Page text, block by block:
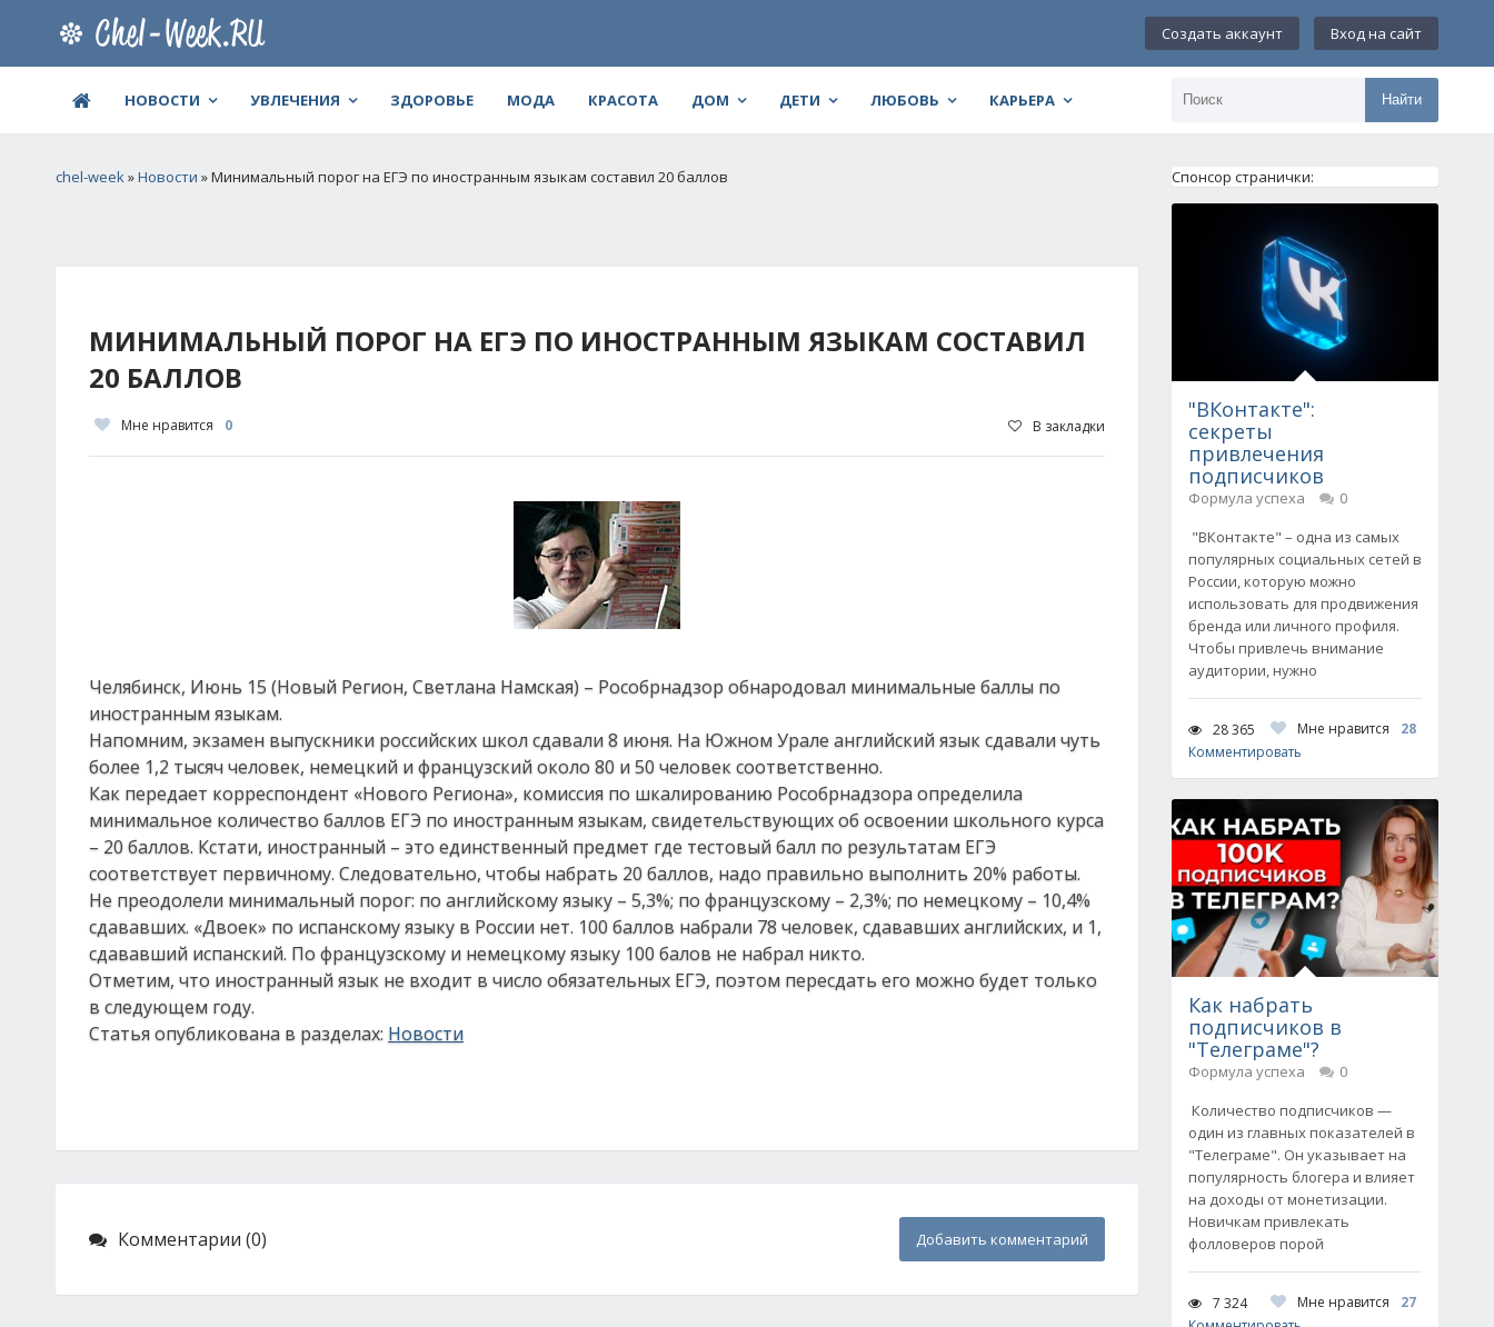
Создать аккаунт Вход на сайт
НОВОСТИ УВЛЕЧЕНИЯ ЗДОРОВЬЕ МОДА КРАСОТА ДОМ ДЕТИ ЛЮБОВЬ КАРЬЕРА Найти
chel-week»Новости » Минимальный порог на ЕГЭ по иностранным языкам составил 20 баллов
МИНИМАЛЬНЫЙ ПОРОГ НА ЕГЭ ПО ИНОСТРАННЫМ ЯЗЫКАМ СОСТАВИЛ
20 БАЛЛОВ
Мне нравится 0 В закладки
Челябинск, Июнь 15 (Новый Регион, Светлана Намская) – Рособрнадзор обнародовал минимальные баллы по
иностранным языкам.
Напомним, экзамен выпускники российских школ сдавали 8 июня. На Южном Урале английский язык сдавали чуть
более 1,2 тысяч человек, немецкий и французский около 80 и 50 человек соответственно.
Как передает корреспондент «Нового Региона», комиссия по шкалированию Рособрнадзора определила
минимальное количество баллов ЕГЭ по иностранным языкам, свидетельствующих об освоении школьного курса
– 20 баллов. Кстати, иностранный – это единственный предмет где тестовый балл по результатам ЕГЭ
соответствует первичному. Следовательно, чтобы набрать 20 баллов, надо правильно выполнить 20% работы.
Не преодолели минимальный порог: по английскому языку – 5,3%; по французскому – 2,3%; по немецкому – 10,4%
сдававших. «Двоек» по испанскому языку в России нет. 100 баллов набрали 78 человек, сдававших английских, и 1,
сдававший испанский. По французскому и немецкому языку 100 балов не набрал никто.
Отметим, что иностранный язык не входит в число обязательных ЕГЭ, поэтом пересдать его можно будет только
в следующем году.
Статья опубликована в разделах: Новости
Комментарии (0) Добавить комментарий
Спонсор странички:
"ВКонтакте":
секреты
привлечения
подписчиков
Формула успеха
0
"ВКонтакте" – одна из самых
популярных социальных сетей в
России, которую можно
использовать для продвижения
бренда или личного профиля.
Чтобы привлечь внимание
аудитории, нужно
28 365 Мне нравится
28
Комментировать
Как набрать
подписчиков в
"Телеграме"?
Формула успеха
0
Количество подписчиков —
один из главных показателей в
"Телеграме". Он указывает на
популярность блогера и влияет
на доходы от монетизации.
Новичкам привлекать
фолловеров порой
7 324 Мне нравится
27